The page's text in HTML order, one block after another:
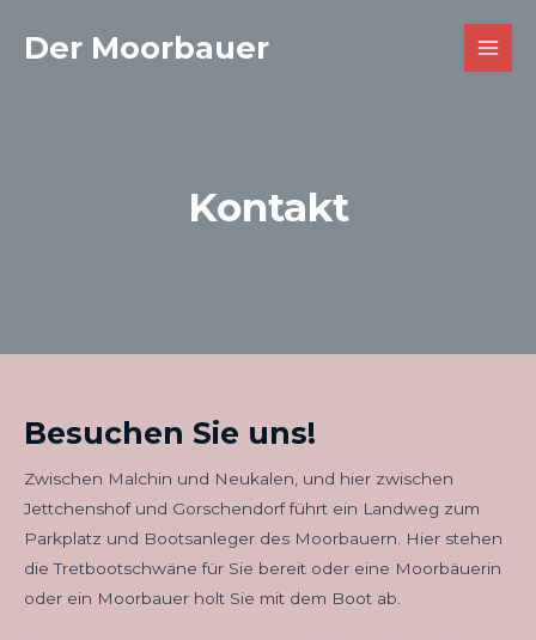
InhaltDer Moorbauer
Kontakt
Besuchen Sie uns!
Zwischen Malchin und Neukalen, und hier zwischen
Jettchenshof und Gorschendorf führt ein Landweg zum
Parkplatz und Bootsanleger des Moorbauern. Hier stehen
die Tretbootschwäne für Sie bereit oder eine Moorbäuerin
oder ein Moorbauer holt Sie mit dem Boot ab.